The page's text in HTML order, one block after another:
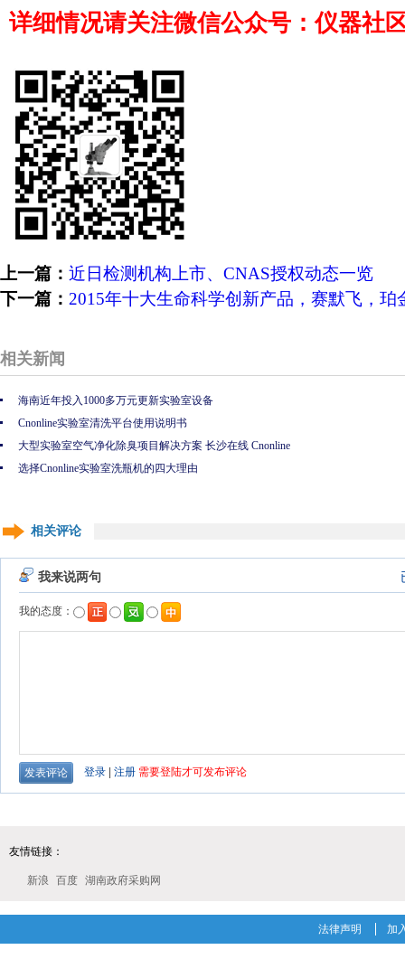
详细情况请关注微信公众号：仪器社
上一篇： 近日检测机构上市、CNAS授权动态一览
下一篇： 2015年十大生命科学创新产品，赛默飞，珀
相关新闻
海南近年投入1000多万元更新实验室设备
Cnonline实验室清洗平台使用说明书
大型实验室空气净化除臭项目解决方案 长沙在线 Cnonline
选择Cnonline实验室洗瓶机的四大理由
相关评论
友情链接：
新浪 百度 湖南政府采购网
法律声明 加